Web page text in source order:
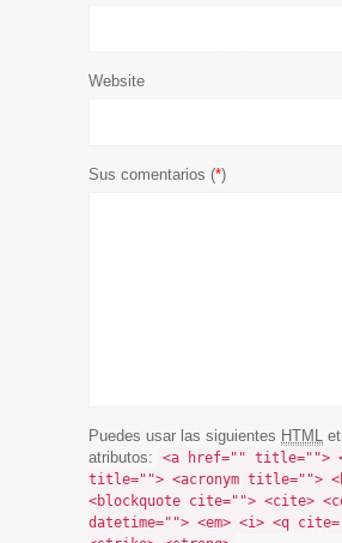
Website
Sus comentarios (*)
Puedes usar las siguientes HTML
atributos:
<a href="" title="">
title=""> <acronym title="">
<blockquote cite=""> <cite>
datetime=""> <em> <i> <q